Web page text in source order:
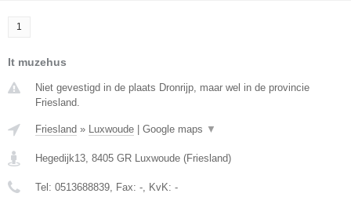
1
It muzehus
Niet gevestigd in de plaats Dronrijp, maar wel in de provincie
Friesland.
Friesland » Luxwoude Google maps ▼
Hegedijk13, 8405 GR Luxwoude (Friesland)
Tel: 0513688839, Fax: -, KvK: -